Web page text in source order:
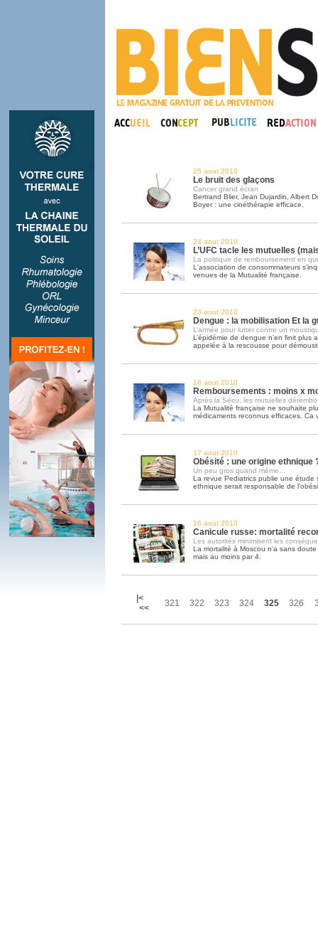
25 aout 2010
Le bruit des glaçons
Cancer grand écran
Bertrand Blier, Jean Dujardin, Albert
Boyer : une cinéthérapie efficace.
24 aout 2010
L’UFC tacle les mutuelles
La politique de remboursement en
L'association de consommateurs
venues de la Mutualité française.
23 aout 2010
Dengue : la mobilisation Et la
L’armée pour lutter contre un
L’épidémie de dengue n’en finit plus
appelée à la rescousse pour
18 aout 2010
Remboursements : moins x
Après la Sécu, les mutuelles
La Mutualité française ne souhaite
médicaments reconnus efficaces. Ca
17 aout 2010
Obésité : une origine ethnique
Un peu gros quand même…
La revue Pediatrics publie une étude
ethnique serait responsable de
16 aout 2010
Canicule russe: mortalité
Les autorités minimisent les
La mortalité à Moscou n'a sans
mais au moins par 4.
|<
<<
321 322 323 324 325 326